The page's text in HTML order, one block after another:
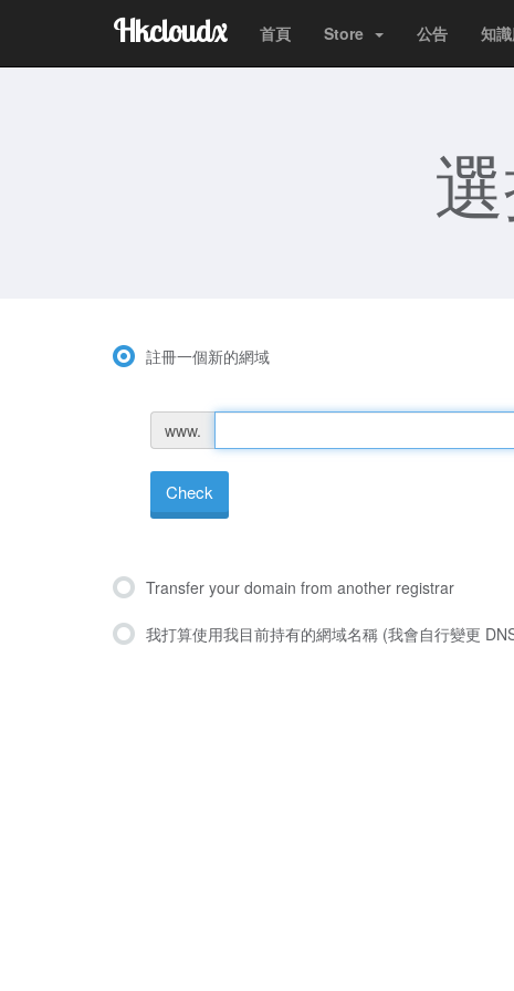
Hkcloudx 首頁 Store 公告 知
註冊一個新的網域
www.
Check
Transfer your domain from another registrar
我打算使用我目前持有的網域名稱 (我會自行變更